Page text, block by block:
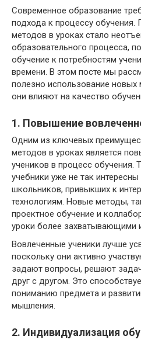
Современное образование
подхода к процессу обучения.
методов в уроках стало
образовательного процесса,
обучение к потребностям
времени. В этом посте мы
полезно использование новых
они влияют на качество
1. Повышение
Одним из ключевых
методов в уроках является
учеников в процесс обучения.
учебники уже не так
школьников, привыкших к
технологиям. Новые методы,
проектное обучение и
уроки более захватывающими
Вовлеченные ученики лучше
поскольку они активно
задают вопросы, решают
друг с другом. Это
пониманию предмета и
мышления.
2. Индивидуализация